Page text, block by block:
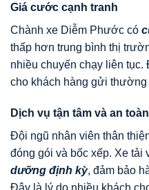
Giá cước cạnh tranh
Chành xe Diễm Phước có
thấp hơn trung bình thị
nhiều chuyến chạy liên
cho khách hàng gửi
Dịch vụ tận tâm và an toàn
Đội ngũ nhân viên thân
đóng gói và bốc xếp. Xe tải
dưỡng định kỳ, đảm bảo